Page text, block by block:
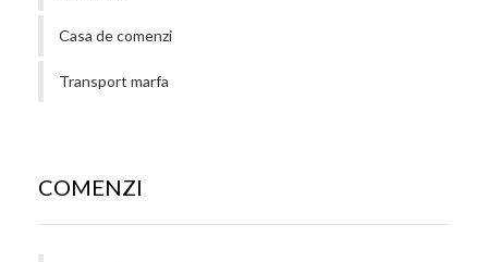
Casa de comenzi
Transport marfa
COMENZI